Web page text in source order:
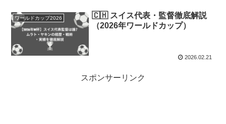
ワールドカップ2026
🇨🇭 スイス代表・監督徹底解説
（2026年ワールドカップ）
2026.02.21
スポンサーリンク